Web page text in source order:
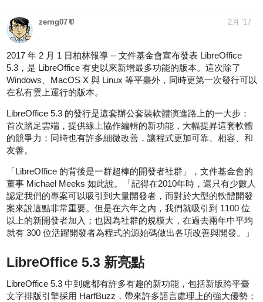
zerng07 2月 '17
2017 年 2 月 1 日柏林報導 -- 文件基金會宣布發表 LibreOffice
5.3，是 LibreOffice 有史以來新增最多功能的版本。這次除了
Windows、MacOS X 與 Linux 等平臺外，同時更第一次發行可以
在私有雲上運行的版本。
LibreOffice 5.3 的發行是這套辦公套裝軟體演進路上的一大步：
首次踏足雲端，提供線上協作編輯的新功能，大幅提昇這套軟體
的競爭力；同時也有許多細微改善，讓程式更加可靠、相容、和
友善。
「LibreOffice 的背後是一群超棒的開發者社群」，文件基金會的
董事 Michael Meeks 如此說。「記得在2010年時，還只有少數人
認定我們的專案可以吸引到大量開發者，而對於大型的軟體開發
案來說這點非常重要。但是在六年之內，我們就吸引到 1100 位
以上的新開發者加入；也因為社群的規模大，在過去兩年中平均
就有 300 位活躍開發者為程式的源始碼做出各項改善與開發。」
LibreOffice 5.3 新亮點
LibreOffice 5.3 中到處都有許多有趣的新功能，包括新版跨平臺
文字排版引擎採用 HarfBuzz，帶來許多語言處理上的強大優勢；